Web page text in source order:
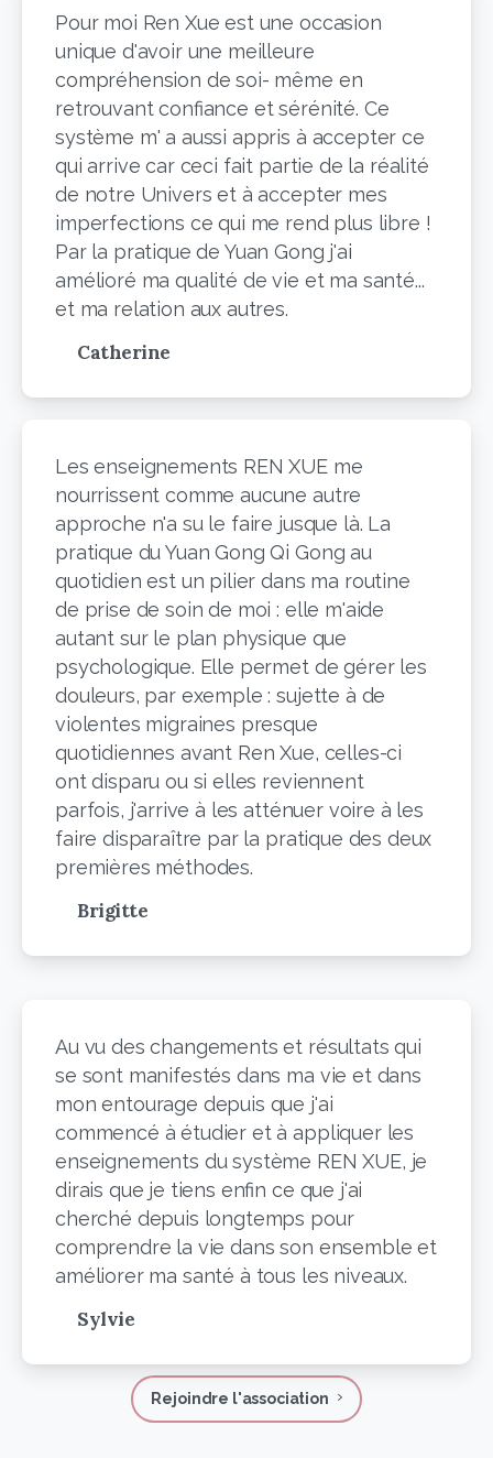
Pour moi Ren Xue est une occasion
unique d'avoir une meilleure
compréhension de soi- même en
retrouvant confiance et sérénité. Ce
système m' a aussi appris à accepter ce
qui arrive car ceci fait partie de la réalité
de notre Univers et à accepter mes
imperfections ce qui me rend plus libre !
Par la pratique de Yuan Gong j'ai
amélioré ma qualité de vie et ma santé...
et ma relation aux autres.
Catherine
Les enseignements REN XUE me
nourrissent comme aucune autre
approche n'a su le faire jusque là. La
pratique du Yuan Gong Qi Gong au
quotidien est un pilier dans ma routine
de prise de soin de moi : elle m'aide
autant sur le plan physique que
psychologique. Elle permet de gérer les
douleurs, par exemple : sujette à de
violentes migraines presque
quotidiennes avant Ren Xue, celles-ci
ont disparu ou si elles reviennent
parfois, j'arrive à les atténuer voire à les
faire disparaître par la pratique des deux
premières méthodes.
Brigitte
Au vu des changements et résultats qui
se sont manifestés dans ma vie et dans
mon entourage depuis que j'ai
commencé à étudier et à appliquer les
enseignements du système REN XUE, je
dirais que je tiens enfin ce que j'ai
cherché depuis longtemps pour
comprendre la vie dans son ensemble et
améliorer ma santé à tous les niveaux.
Sylvie
Rejoindre l'association